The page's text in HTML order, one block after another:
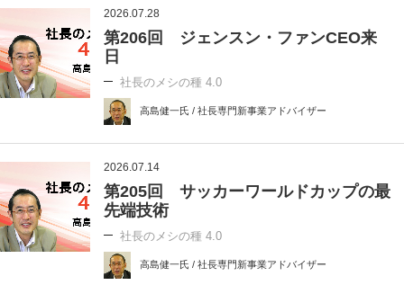
2026.07.28
第206回 ジェンスン・ファンCEO来
日
社長のメシの種 4.0
高島健一氏 / 社長専門新事業アドバイザー
2026.07.14
第205回 サッカーワールドカップの最
先端技術
社長のメシの種 4.0
高島健一氏 / 社長専門新事業アドバイザー